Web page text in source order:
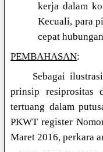
kerja dalam
Kecuali, para
cepat
PEMBAHASAN:
Sebagai
prinsip resiprositas
tertuang dalam
PKWT register
Maret 2016, perkara